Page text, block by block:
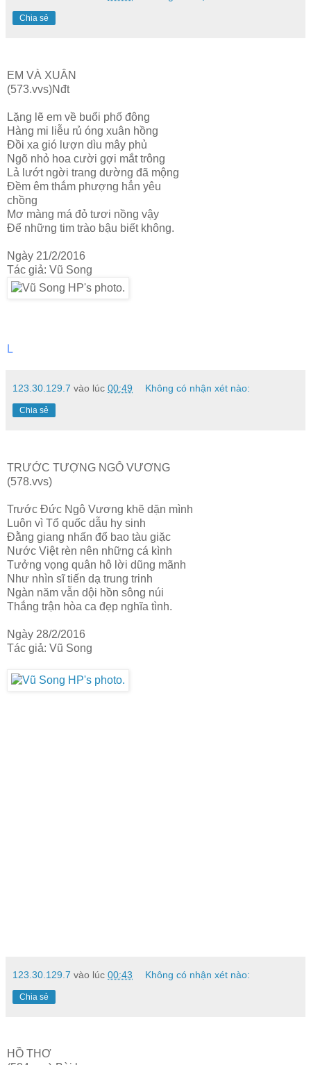
Chia sẻ
EM VÀ XUÂN
(573.vvs)Nđt
Lặng lẽ em về buổi phố đông
Hàng mi liễu rủ óng xuân hồng
Đồi xa gió lượn dìu mây phủ
Ngõ nhỏ hoa cười gợi mắt trông
Lả lướt ngời trang dường đã mộng
Đềm êm thắm phượng hẳn yêu
chồng
Mơ màng má đỏ tươi nồng vậy
Để những tim trào bậu biết không.
Ngày 21/2/2016
Tác giả: Vũ Song
L
123.30.129.7 vào lúc 00:49 Không có nhận xét nào:
Chia sẻ
TRƯỚC TƯỢNG NGÔ VƯƠNG
(578.vvs)
Trước Đức Ngô Vương khẽ dặn mình
Luôn vì Tổ quốc dẫu hy sinh
Đằng giang nhấn đổ bao tàu giặc
Nước Việt rèn nên những cá kình
Tưởng vọng quân hô lời dũng mãnh
Như nhìn sĩ tiến dạ trung trinh
Ngàn năm vẫn dội hồn sông núi
Thắng trận hòa ca đẹp nghĩa tình.
Ngày 28/2/2016
Tác giả: Vũ Song
123.30.129.7 vào lúc 00:43 Không có nhận xét nào:
Chia sẻ
HỒ THƠ